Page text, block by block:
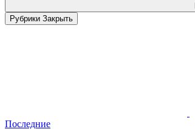
Рубрики Закрыть
Последние